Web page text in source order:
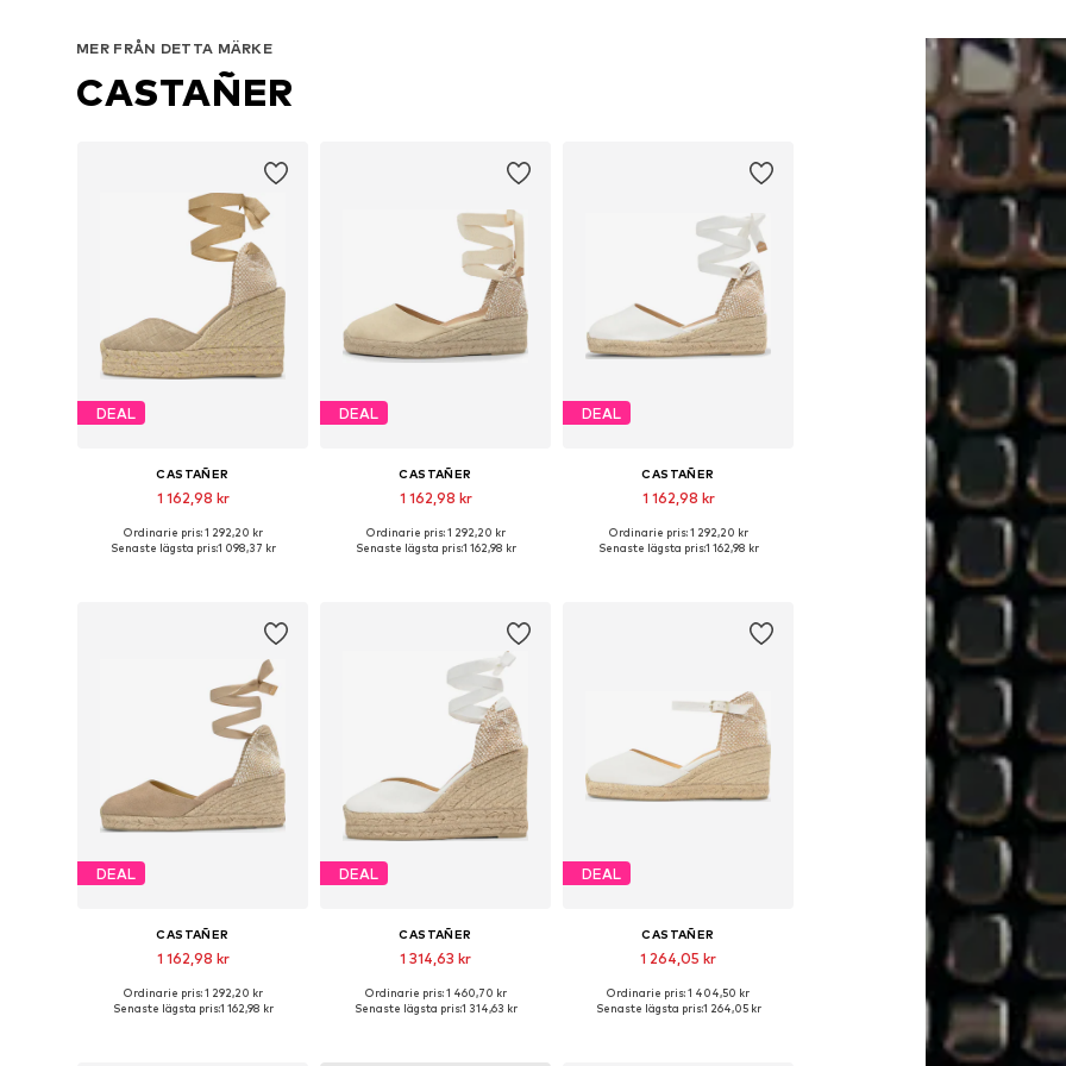
MER FRÅN DETTA MÄRKE
CASTAÑER
DEAL
CASTAÑER
1 162,98 kr
Ordinarie pris: 1 292,20 kr
Senaste lägsta pris:1 098,37 kr
DEAL
CASTAÑER
1 162,98 kr
Ordinarie pris: 1 292,20 kr
Senaste lägsta pris:1 162,98 kr
DEAL
CASTAÑER
1 162,98 kr
Ordinarie pris: 1 292,20 kr
Senaste lägsta pris:1 162,98 kr
DEAL
CASTAÑER
1 162,98 kr
Ordinarie pris: 1 292,20 kr
Senaste lägsta pris:1 162,98 kr
DEAL
CASTAÑER
1 314,63 kr
Ordinarie pris: 1 460,70 kr
Senaste lägsta pris:1 314,63 kr
DEAL
CASTAÑER
1 264,05 kr
Ordinarie pris: 1 404,50 kr
Senaste lägsta pris:1 264,05 kr